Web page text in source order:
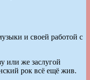
и своей работой с
или же заслугой
рок всё ещё жив.